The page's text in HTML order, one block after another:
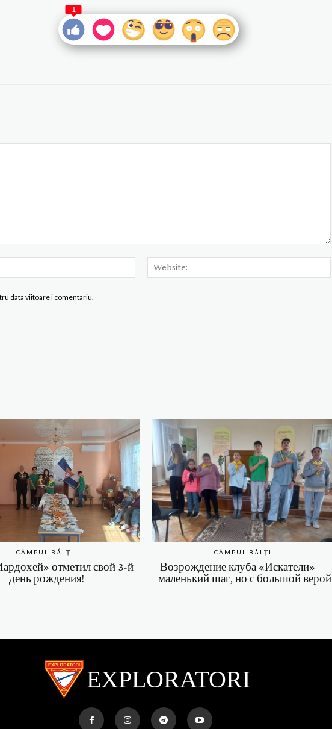
1
Email:*
data viitoare i comentariu.
CÂMPUL BĂLȚI
отметил свой 3-й
день рождения!
CÂMPUL BĂLȚI
Возрождение клуба «Искатели» —
маленький шаг, но с большой верой
EXPLORATORI